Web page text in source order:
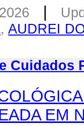
|
, AUDREI
Cuidados
EM